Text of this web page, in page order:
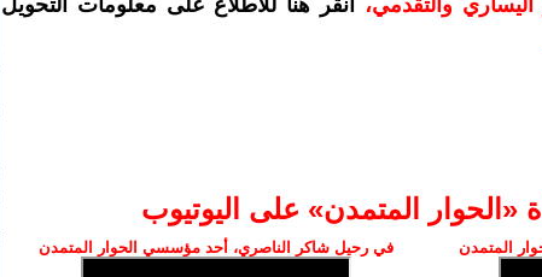
والتقدمي،
انقر هنا للاطلاع على معلومات التحويل
‫«الحوار المتمدن» على اليوتيوب
المتمدن في رحيل شاكر الناصري، أحد مؤسسي الحوار المتمدن